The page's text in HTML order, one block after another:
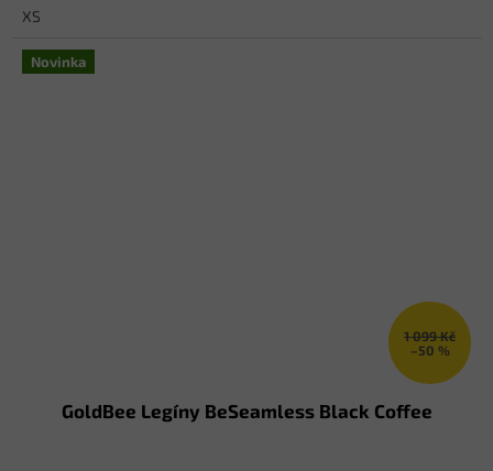
XS
Novinka
1 099 Kč
–50 %
GoldBee Legíny BeSeamless Black Coffee